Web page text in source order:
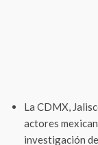
La CDMX,
actores
investigación